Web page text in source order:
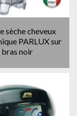
sèche cheveux
PARLUX sur
bras noir